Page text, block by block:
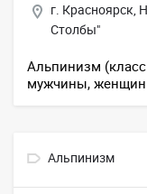
г. Красноярск,
Столбы"
Альпинизм (класс
мужчины,
Альпинизм